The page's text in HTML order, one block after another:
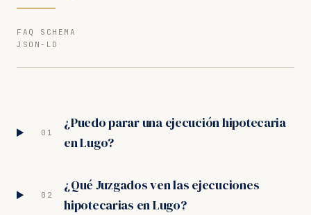
FAQ SCHEMA
JSON-LD
01
¿Puedo parar una ejecución hipotecaria
en Lugo?
02
¿Qué Juzgados ven las ejecuciones
hipotecarias en Lugo?